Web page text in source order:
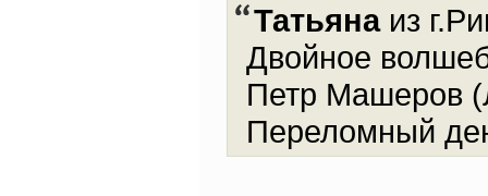
Татьянаиз
Двойное
Петр Машеров
Переломный